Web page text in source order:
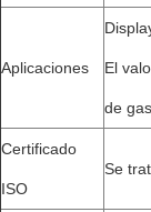
Aplicaciones El
de
Certificado
ISO
Se